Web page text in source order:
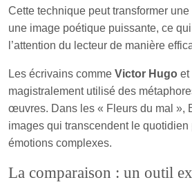
Cette technique peut transformer
une image poétique puissante, ce
l’attention du lecteur de manière
Les écrivains comme Victor Hugo et
magistralement utilisé des
œuvres. Dans les « Fleurs du mal »,
images qui transcendent le
émotions complexes.
La comparaison : un outil